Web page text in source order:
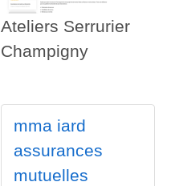
Ateliers Serrurier
Champigny
mma iard
assurances
mutuelles